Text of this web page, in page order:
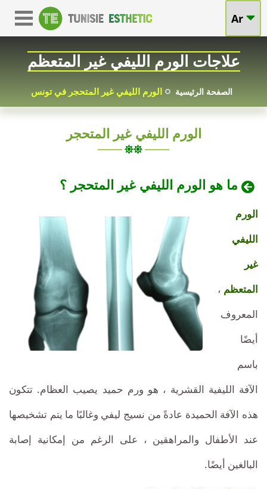
علاج
الورم
الليفي
غير
المتحجر
في
تونس:
أسعار
معقولة
لتدخل
ناجح
علاجات
الورم
الليفي
غير
المتعظم
معقولة
بتكاليف
تنافسية
لتدخل
ناجح
Ar
علاجات الورم الليفي غير المتعظم
الصفحة الرئيسية الورم الليفي غير المتحجر في تونس
الورم الليفي غير المتحجر
ما هو الورم الليفي غير المتحجر ؟
الورم
الليفي
غير
المتعظم ،
المعروف
أيضًا
باسم
الآفة الليفية القشرية ، هو ورم حميد يصيب العظام. تتكون
هذه الآفة الحميدة عادةً من نسيج ليفي وغالبًا ما يتم تشخيصها
عند الأطفال والمراهقين ، على الرغم من إمكانية إصابة
البالغين أيضًا.